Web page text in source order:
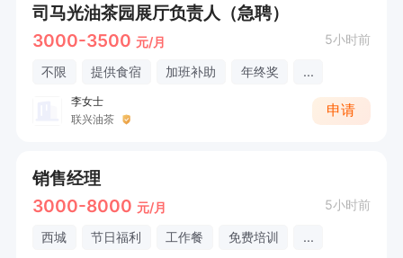
司马光油茶园展厅负责人（急聘）
3000-3500 元/月 5小时前
不限 提供食宿 加班补助 年终奖 ...
李女士
联兴油茶
申请
销售经理
3000-8000 元/月 5小时前
西城 节日福利 工作餐 免费培训 ...